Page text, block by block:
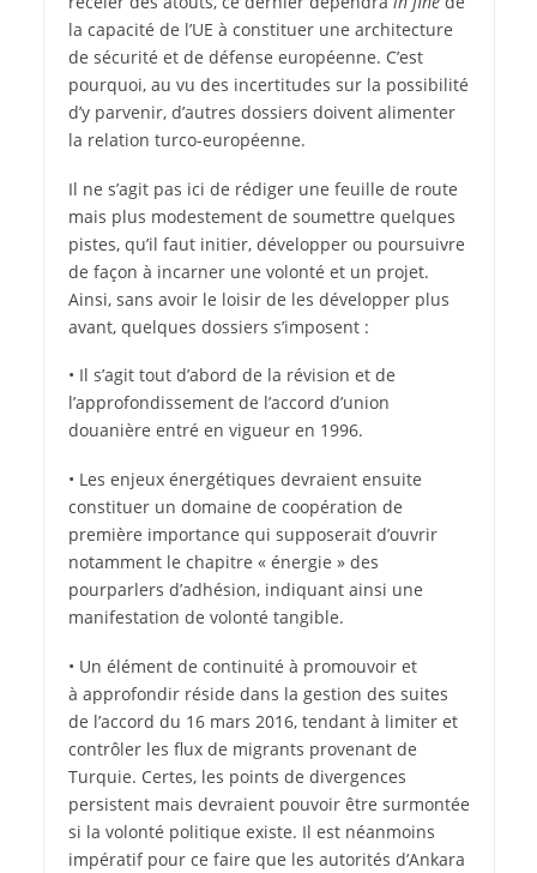
la capacité de l’UE à constituer une architecture
de sécurité et de défense européenne. C’est
pourquoi, au vu des incertitudes sur la possibilité
d’y parvenir, d’autres dossiers doivent alimenter
la relation turco-européenne.
Il ne s’agit pas ici de rédiger une feuille de route
mais plus modestement de soumettre quelques
pistes, qu’il faut initier, développer ou poursuivre
de façon à incarner une volonté et un projet.
Ainsi, sans avoir le loisir de les développer plus
avant, quelques dossiers s’imposent :
• Il s’agit tout d’abord de la révision et de
l’approfondissement de l’accord d’union
douanière entré en vigueur en 1996.
• Les enjeux énergétiques devraient ensuite
constituer un domaine de coopération de
première importance qui supposerait d’ouvrir
notamment le chapitre « énergie » des
pourparlers d’adhésion, indiquant ainsi une
manifestation de volonté tangible.
• Un élément de continuité à promouvoir et
à approfondir réside dans la gestion des suites
de l’accord du 16 mars 2016, tendant à limiter et
contrôler les flux de migrants provenant de
Turquie. Certes, les points de divergences
persistent mais devraient pouvoir être surmontée
si la volonté politique existe. Il est néanmoins
impératif pour ce faire que les autorités d’Ankara